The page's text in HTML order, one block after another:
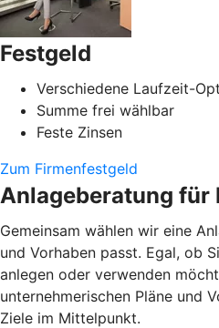
Festgeld
Verschiedene Laufzeit-
Summe frei wählbar
Feste Zinsen
Zum Firmenfestgeld
Anlageberatung für
Gemeinsam wählen wir eine
und Vorhaben passt. Egal, ob
anlegen oder verwenden
unternehmerischen Pläne und
Ziele im Mittelpunkt.